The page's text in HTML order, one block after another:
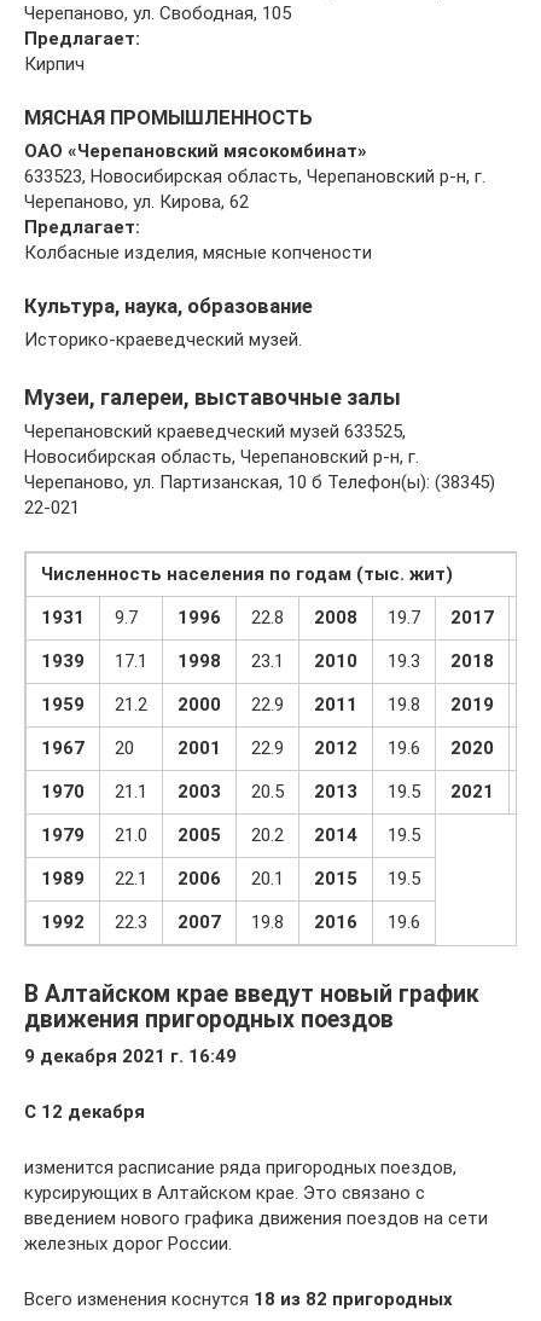
Черепаново, ул. Свободная, 105
Предлагает:
Кирпич
МЯСНАЯ ПРОМЫШЛЕННОСТЬ
ОАО «Черепановский мясокомбинат»
633523, Новосибирская область, Черепановский р-н, г.
Черепаново, ул. Кирова, 62
Предлагает:
Колбасные изделия, мясные копчености
Культура, наука, образование
Историко-краеведческий музей.
Музеи, галереи, выставочные залы
Черепановский краеведческий музей 633525,
Новосибирская область, Черепановский р-н, г.
Черепаново, ул. Партизанская, 10 б Телефон(ы): (38345)
22-021
Численность населения по годам (тыс. жит)
1931
9.7 1996 22.8 2008 19.7 2017
1939
17.1 1998 23.1 2010 19.3 2018
1959
21.2 2000 22.9 2011 19.8 2019
1967
20 2001 22.9 2012 19.6 2020
1970
21.1 2003 20.5 2013 19.5 2021
1979
21.0 2005 20.2 2014
19.5
1989
22.1 2006 20.1 2015
19.5
1992
22.3 2007 19.8 2016 19.6
В Алтайском крае введут новый график
движения пригородных поездов
9 декабря 2021 г. 16:49
С 12 декабря
изменится расписание ряда пригородных поездов,
курсирующих в Алтайском крае. Это связано с
введением нового графика движения поездов на сети
железных дорог России.
Всего изменения коснутся 18 из 82 пригородных